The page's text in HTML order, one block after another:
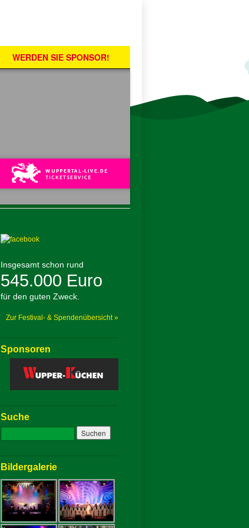
WERDEN SIE SPONSOR!
Insgesamt schon rund
545.000 Euro
für den guten Zweck.
Zur Festival- & Spendenübersicht »
Sponsoren
Suche
Bildergalerie